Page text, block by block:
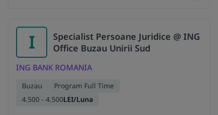
I
Specialist Persoane Juridice @ ING
Office Buzau Unirii Sud
ING BANK ROMANIA
Buzau
Program Full Time
4.500 - 4.500LEI/Luna